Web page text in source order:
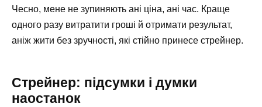
Чесно, мене не зупиняють ані ціна, ані час. Краще
одного разу витратити гроші й отримати результат,
аніж жити без зручності, які стійно принесе стрейнер.
Стрейнер: підсумки і думки
наостанок